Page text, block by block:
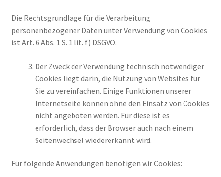
Die Rechtsgrundlage für die Verarbeitung
personenbezogener Daten unter Verwendung von Cookies
ist Art. 6 Abs. 1 S. 1 lit. f) DSGVO.
Der Zweck der Verwendung technisch notwendiger
Cookies liegt darin, die Nutzung von Websites für
Sie zu vereinfachen. Einige Funktionen unserer
Internetseite können ohne den Einsatz von Cookies
nicht angeboten werden. Für diese ist es
erforderlich, dass der Browser auch nach einem
Seitenwechsel wiedererkannt wird.
Für folgende Anwendungen benötigen wir Cookies: